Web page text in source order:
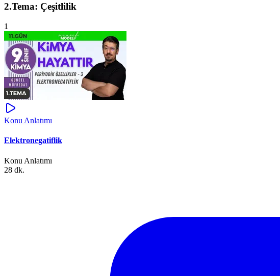
2.Tema: Çeşitlilik
1
Konu Anlatımı
Elektronegatiflik
Konu Anlatımı
28 dk.